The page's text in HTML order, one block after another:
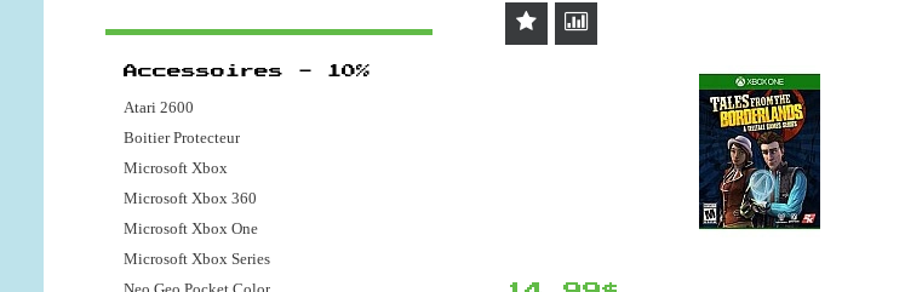
Accessoires - 10%
Atari 2600
Boitier Protecteur
Microsoft Xbox
Microsoft Xbox 360
Microsoft Xbox One
Microsoft Xbox Series